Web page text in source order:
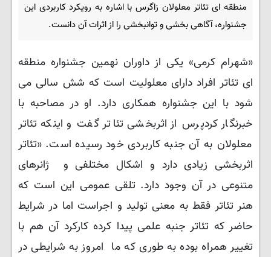
منطقه ای تئاتر معلولان زاگرس با اشاره به رویکرد کاربردی این
جشنواره، آگاهی بخشی و توانبخشی را از اثرات آن دانست.
«شهرام کرمی» یکی از داوران نهمین جشنواره منطقه
ای تئاتر افراد دارای معلولیت است که شش سالی می
شود با این جشنواره همکاری دارد. او در مصاحبه با
خبرنگار کردپرس از اثربخشی تئاتر گفت و اینکه تئاتر
معلولان به آن جنبه کاربردی خود رسیده است. «تئاتر
اثربخشی زیادی دارد و اشکال مختلفی و ژانرهای
متنوعی در آن وجود دارد. تلقی عمومی این است که
هنر تئاتر فقط به معنی تولید و اجراست اما در شرایط
حاضر که تئاتر جنبه علمی پیدا کرده کارکرد آن هم با
تغییر همراه بوده به طوری که ما امروز به شرایطی در